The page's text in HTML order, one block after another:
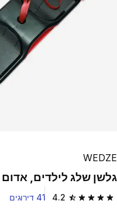
WEDZE
גלשן שלג לילדים,
4.2 4.2 out of 5 stars from 41 reviews 41 דירוגים